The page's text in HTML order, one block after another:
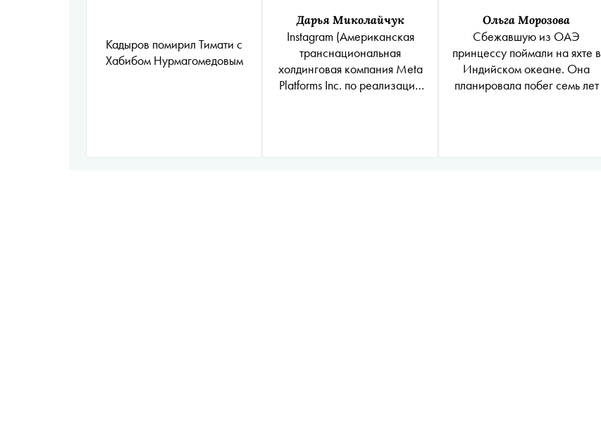
Кадыров помирил Тимати с
Хабибом Нурмагомедовым
Дарья Миколайчук
Instagram(Американская
транснациональная
холдинговая компания Meta
Platforms Inc. по реализации
Ольга Морозова
Сбежавшую из ОАЭ
принцессу поймали на яхте в
Индийском океане. Она
планировала побег семь лет